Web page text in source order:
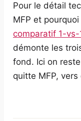
Pour le détail
MFP et
comparatif 1-vs-
démonte les
fond. Ici on
quitte MFP, vers